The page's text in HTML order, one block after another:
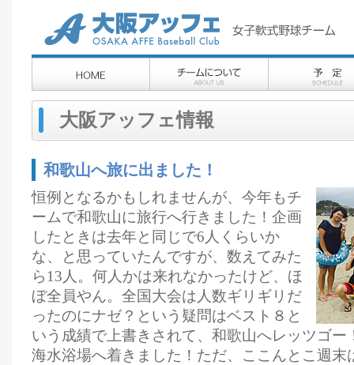
大阪アッフェ情報
和歌山へ旅に出ました！
恒例となるかもしれませんが、今年もチ
ームで和歌山に旅行へ行きました！企画
したときは去年と同じで6人くらいか
な、と思っていたんですが、数えてみた
ら13人。何人かは来れなかったけど、ほ
ぼ全員やん。全国大会は人数ギリギリだ
ったのにナゼ？という疑問はベスト８と
いう成績で上書きされて、和歌山へレッツゴー
海水浴場へ着きました！ただ、ここんとこ週末